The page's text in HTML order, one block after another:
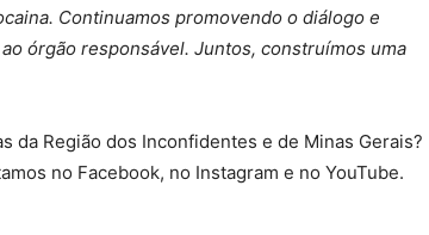
Continuamos promovendo o diálogo e
órgão responsável. Juntos, construímos uma
Região dos Inconfidentes e de Minas Gerais?
no Facebook, no Instagram e no YouTube.